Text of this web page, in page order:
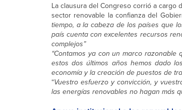
La clausura del Congreso corrió a cargo
sector renovable la confianza del
tiempo, a la cabeza de los países que
país cuenta con excelentes recursos
complejos”
“Contamos ya con un marco
estos dos últimos años hemos dado
economía y la creación de puestos de
“Vuestro esfuerzo y convicción, y
las energías renovables no hagan más